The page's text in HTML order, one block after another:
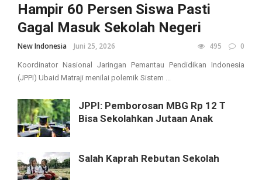
Hampir 60 Persen Siswa Pasti
Gagal Masuk Sekolah Negeri
New Indonesia Juni 25, 2026 495 0
Koordinator Nasional Jaringan Pemantau Pendidikan Indonesia
(JPPI) Ubaid Matraji menilai polemik Sistem ...
JPPI: Pemborosan MBG Rp 12 T
Bisa Sekolahkan Jutaan Anak
Salah Kaprah Rebutan Sekolah